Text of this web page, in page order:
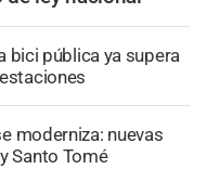
bici pública ya supera
moderniza: nuevas
Santo Tomé